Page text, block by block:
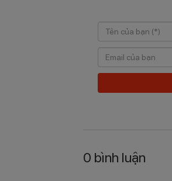
0 bình luận